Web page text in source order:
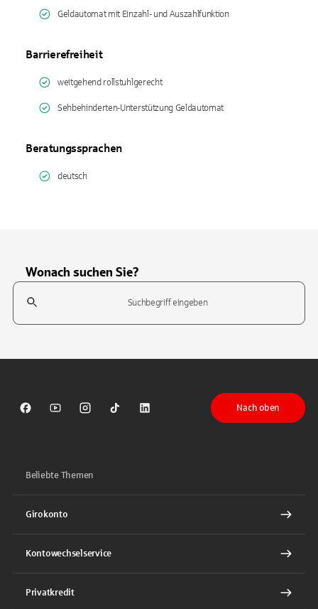
Geldautomat mit Einzahl- und Auszahlfunktion
Barrierefreiheit
weitgehend rollstuhlgerecht
Sehbehinderten-Unterstützung Geldautomat
Beratungssprachen
deutsch
Wonach suchen Sie?
Suchfeld
Sparkasse auf Facebook
Sparkasse auf Youtube
Sparkasse auf Instagram
Sparkasse auf TikTok
Sparkasse auf LinkedIn
Nach oben
Beliebte Themen
Girokonto
Kontowechselservice
Privatkredit